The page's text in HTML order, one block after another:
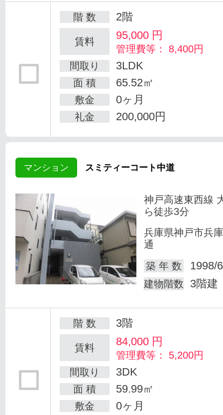
階 数 2階
賃料 95,000 円
管理費等： 8,400円
間取り
3LDK
面 積 65.52㎡
敷金 0ヶ月
礼金 200,000円
マンション スミティーコート中道
神戸高速東西線
ら徒歩3分
兵庫県神戸市兵
通
築 年 数
1998/
建物階数 3階建
階 数 3階
賃料 84,000 円
管理費等： 5,200円
間取り
3DK
面 積 59.99㎡
敷金 0ヶ月